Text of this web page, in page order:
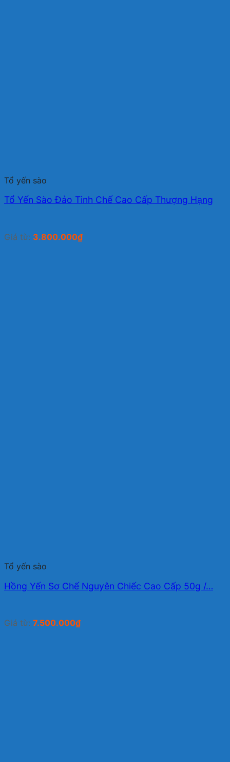
Tổ yến sào
Tổ Yến Sào Đảo Tinh Chế Cao Cấp Thượng Hạng
Giá từ: 3.800.000₫
Tổ yến sào
Hồng Yến Sơ Chế Nguyên Chiếc Cao Cấp 50g /…
Giá từ: 7.500.000₫